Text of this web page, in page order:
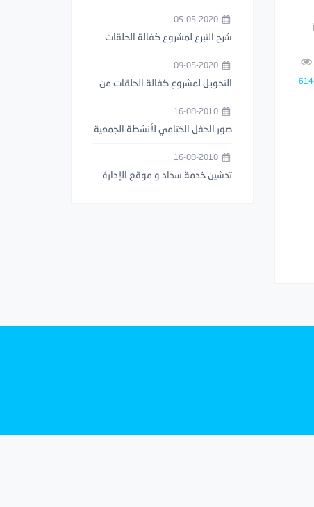
614
05-05-2020
شرح التبرع لمشروع كفالة الحلقات
09-05-2020
التحويل لمشروع كفالة الحلقات من
16-08-2010
صور الحفل الختامي لأنشطة الجمعية
16-08-2010
تدشين خدمة سداد و موقع الإدارة